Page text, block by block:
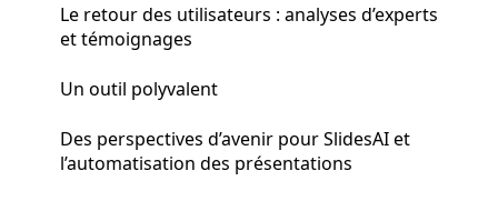
Le retour des utilisateurs : analyses d’experts
et témoignages
Un outil polyvalent
Des perspectives d’avenir pour SlidesAI et
l’automatisation des présentations